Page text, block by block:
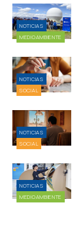
NOTICIAS
MEDIOAMBIENTE
NOTICIAS
SOCIAL
NOTICIAS
SOCIAL
NOTICIAS
MEDIOAMBIENTE